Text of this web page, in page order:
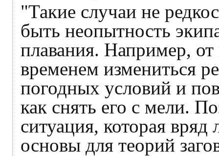
"Такие случаи не
быть неопытность
плавания. Например,
временем измениться
погодных условий и
как снять его с мели.
ситуация, которая
основы для теорий